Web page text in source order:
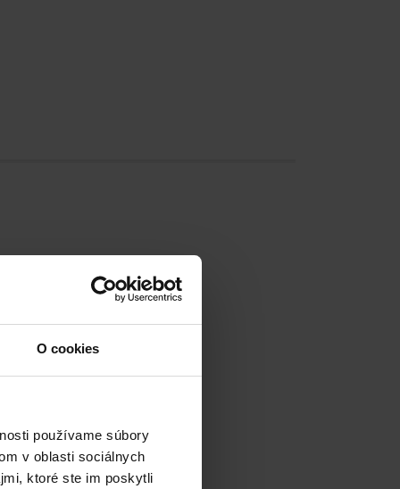
O cookies
používame súbory
v oblasti sociálnych
ktoré ste im poskytli